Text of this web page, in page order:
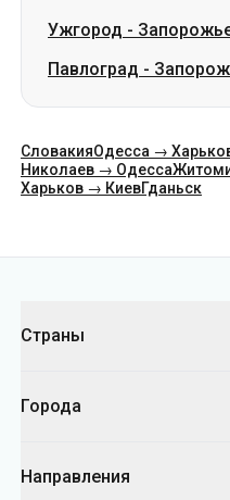
Ужгород -
Павлоград -
СловакияОдесса →
Николаев → Одесса
Харьков → КиевГданьск
Страны
Города
Направления